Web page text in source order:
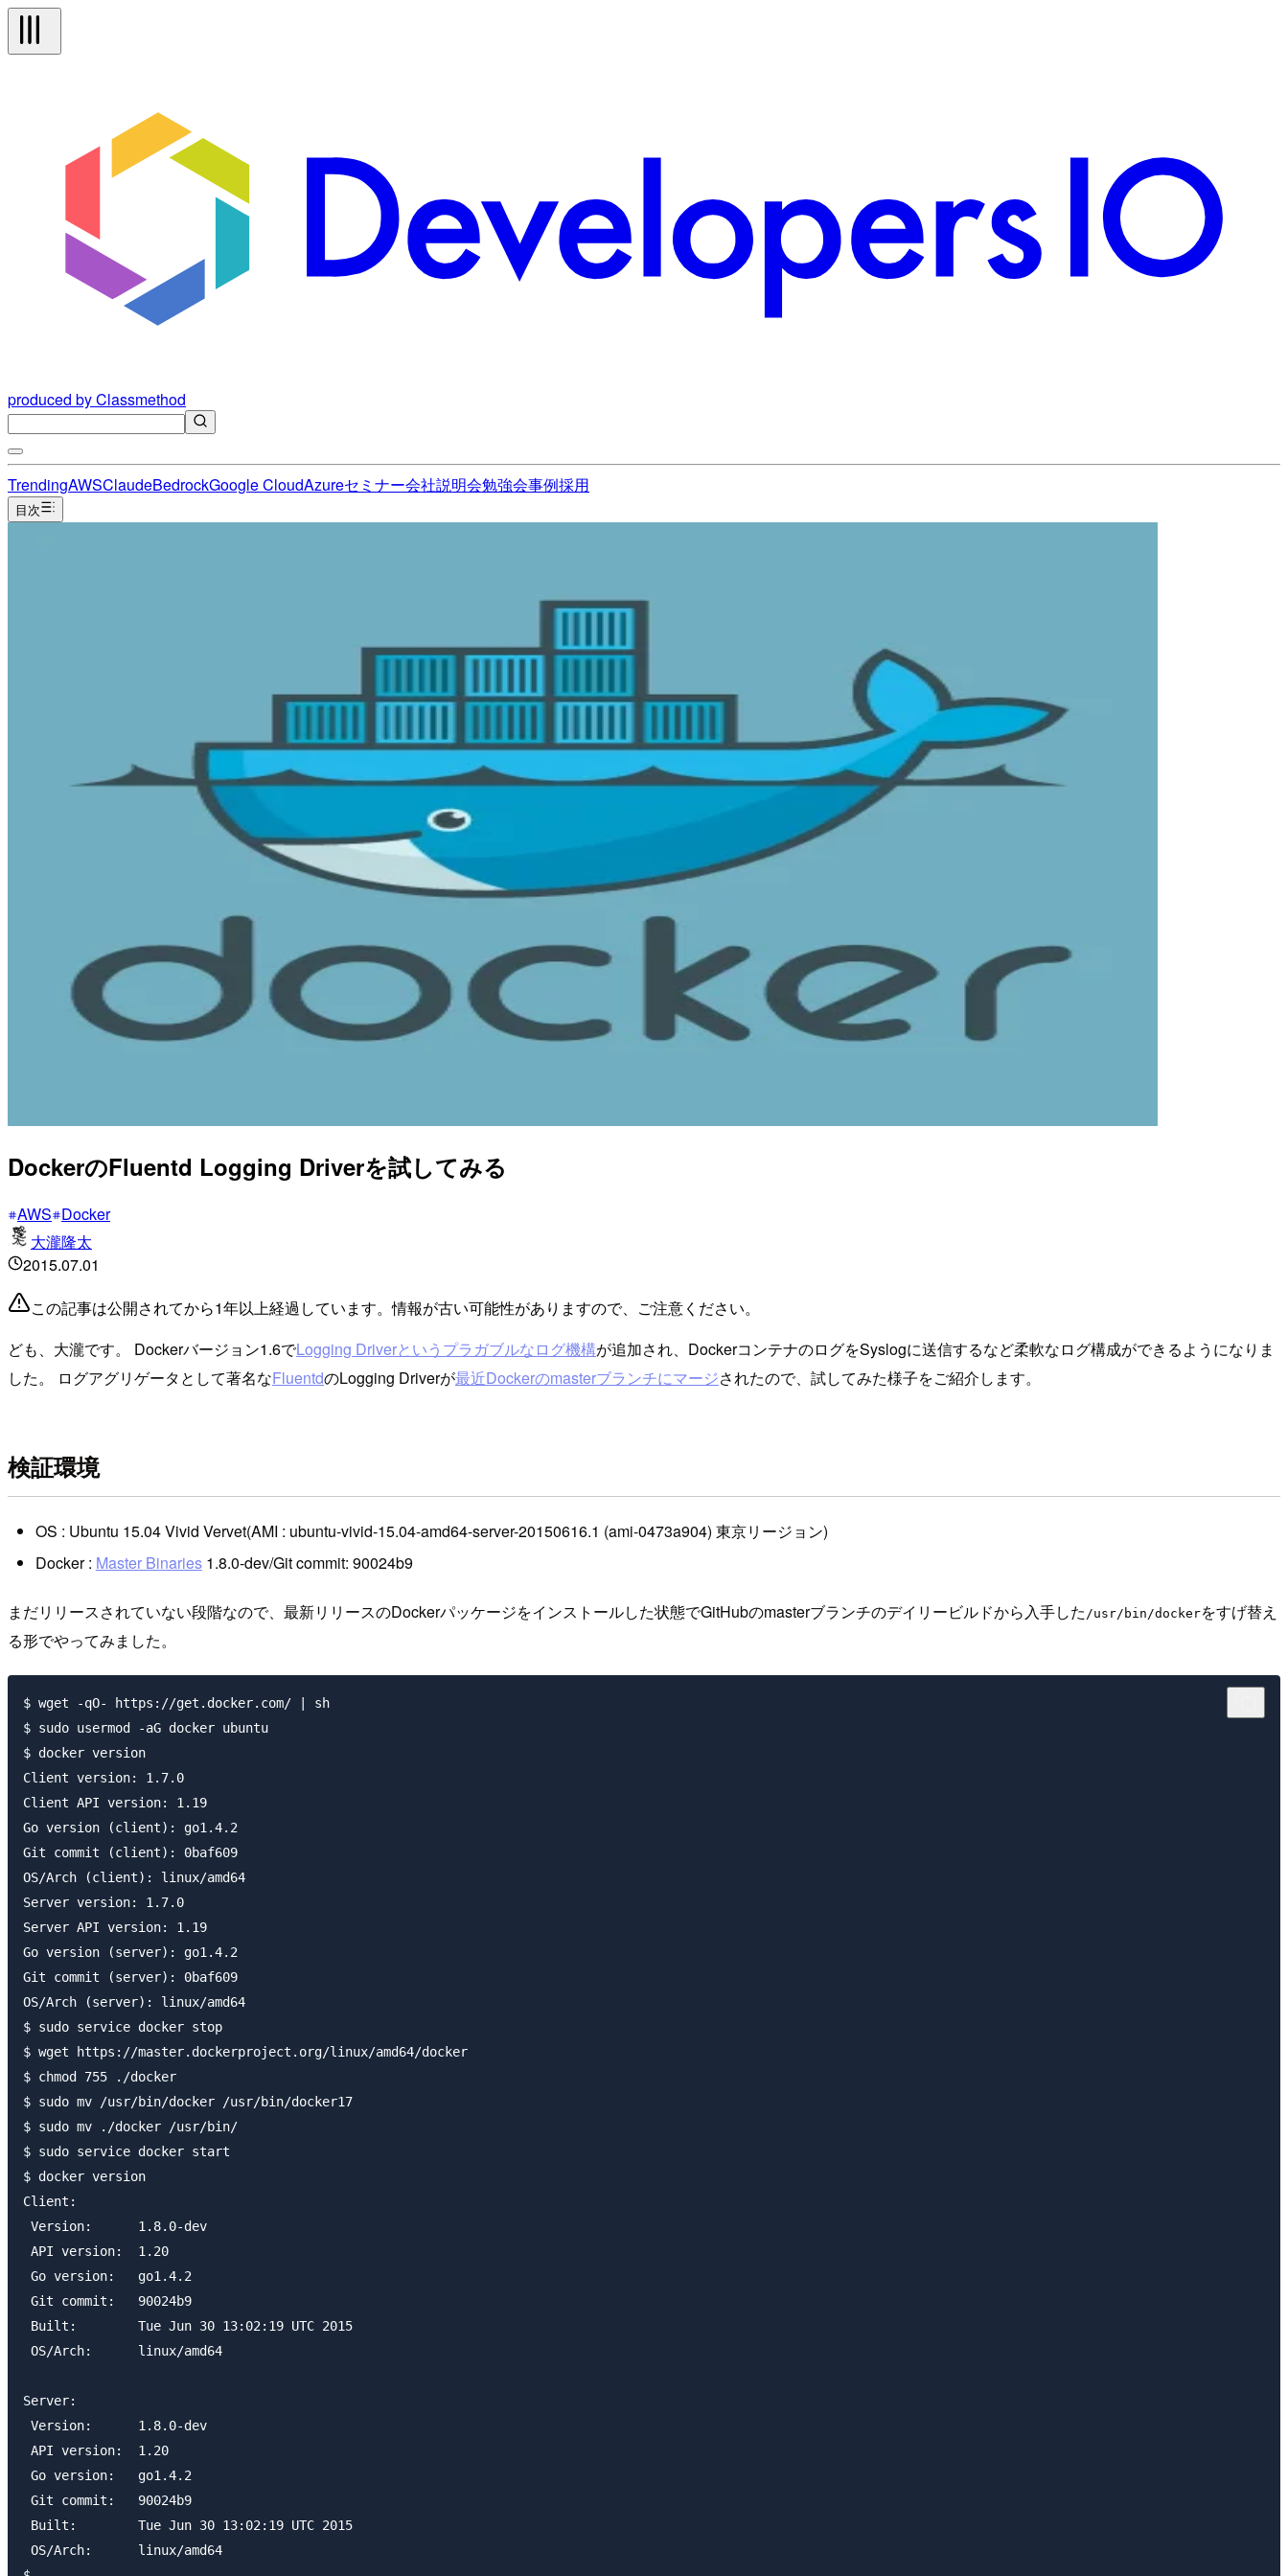
produced by Classmethod
TrendingAWSClaudeBedrockGoogle CloudAzureセミナー会社説明会勉強会事例採用
目次
DockerのFluentd Logging Driverを試してみる
AWS Docker
大瀧隆太
2015.07.01
この記事は公開されてから1年以上経過しています。情報が古い可能性がありますので、ご注意ください。
ども、大瀧です。 Dockerバージョン1.6でLogging Driverというプラガブルなログ機構が追加され、DockerコンテナのログをSyslogに送信するなど柔軟なログ構成ができるようになりま
した。 ログアグリゲータとして著名なFluentdのLogging Driverが最近Dockerのmasterブランチにマージされたので、試してみた様子をご紹介します。
検証環境
OS : Ubuntu 15.04 Vivid Vervet(AMI : ubuntu-vivid-15.04-amd64-server-20150616.1 (ami-0473a904) 東京リージョン)
Docker : Master Binaries1.8.0-dev/Git commit: 90024b9
まだリリースされていない段階なので、最新リリースのDockerパッケージをインストールした状態でGitHubのmasterブランチのデイリービルドから入手した /usr/bin/dockerをすげ替え
る形でやってみました。
$ wget -qO- https://get.docker.com/ | sh
$ sudo usermod -aG docker ubuntu
$ docker version
Client version: 1.7.0
Client API version: 1.19
Go version (client): go1.4.2
Git commit (client): 0baf609
OS/Arch (client): linux/amd64
Server version: 1.7.0
Server API version: 1.19
Go version (server): go1.4.2
Git commit (server): 0baf609
OS/Arch (server): linux/amd64
$ sudo service docker stop
$ wget https://master.dockerproject.org/linux/amd64/docker
$ chmod 755 ./docker
$ sudo mv /usr/bin/docker /usr/bin/docker17
$ sudo mv ./docker /usr/bin/
$ sudo service docker start
$ docker version
Client:
Version:      1.8.0-dev
API version:  1.20
Go version:   go1.4.2
Git commit:   90024b9
Built:        Tue Jun 30 13:02:19 UTC 2015
OS/Arch:      linux/amd64
Server:
Version:      1.8.0-dev
API version:  1.20
Go version:   go1.4.2
Git commit:   90024b9
Built:        Tue Jun 30 13:02:19 UTC 2015
OS/Arch:      linux/amd64